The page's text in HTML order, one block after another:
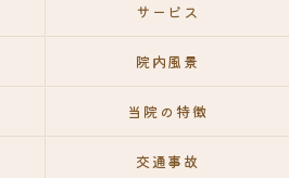
サービス
院内風景
当院の特徴
交通事故